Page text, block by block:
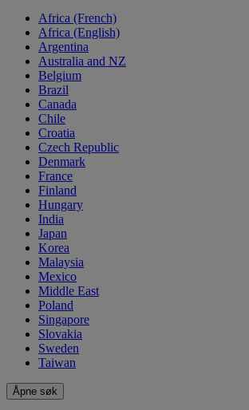
Africa (French)
Africa (English)
Argentina
Australia and NZ
Belgium
Brazil
Canada
Chile
Croatia
Czech Republic
Denmark
France
Finland
Hungary
India
Japan
Korea
Malaysia
Mexico
Middle East
Poland
Singapore
Slovakia
Sweden
Taiwan
Åpne søk